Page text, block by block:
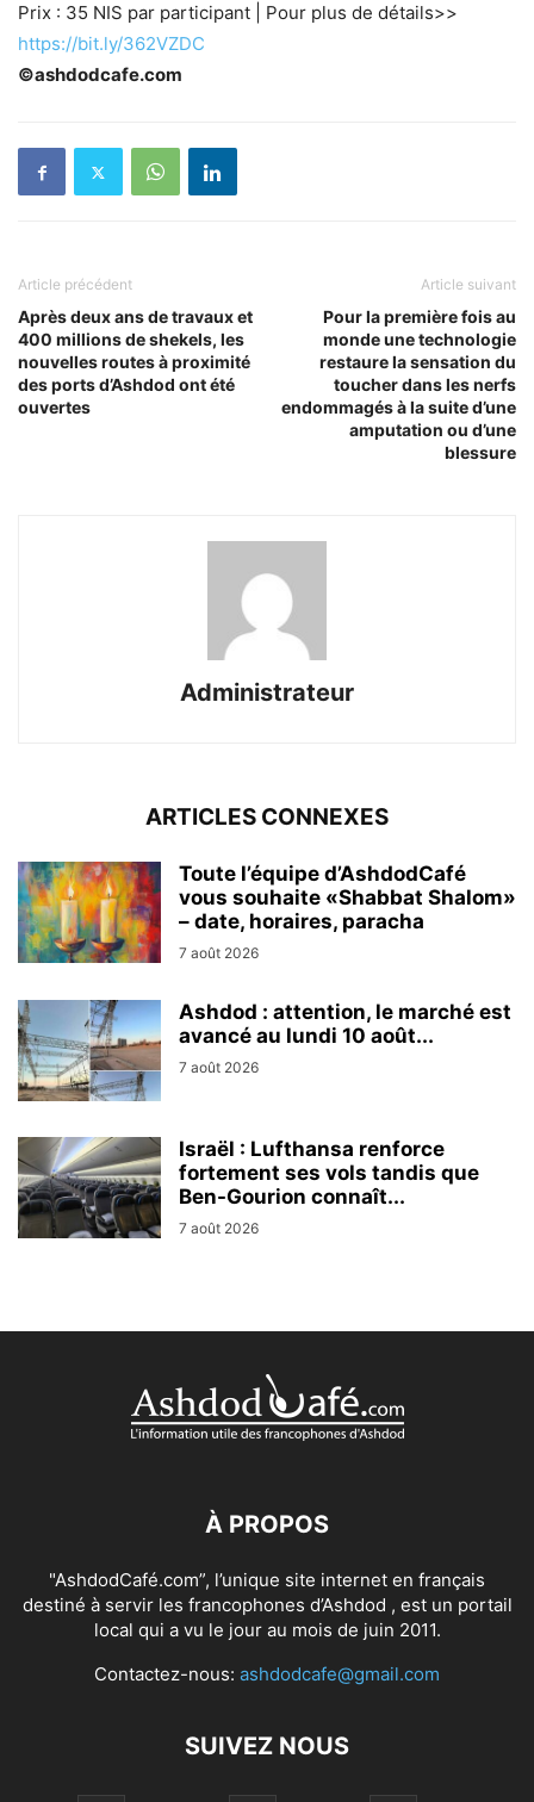
Prix : 35 NIS par participant | Pour plus de détails>>
https://bit.ly/362VZDC
©ashdodcafe.com
Article précédent
Après deux ans de travaux et
400 millions de shekels, les
nouvelles routes à proximité
des ports d’Ashdod ont été
ouvertes
Article suivant
Pour la première fois au
monde une technologie
restaure la sensation du
toucher dans les nerfs
endommagés à la suite d’une
amputation ou d’une
blessure
Administrateur
ARTICLES CONNEXES
Toute l’équipe d’AshdodCafé
vous souhaite «Shabbat Shalom»
– date, horaires, paracha
7 août 2026
Ashdod : attention, le marché est
avancé au lundi 10 août...
7 août 2026
Israël : Lufthansa renforce
fortement ses vols tandis que
Ben-Gourion connaît...
7 août 2026
À PROPOS
"AshdodCafé.com”, l’unique site internet en français
destiné à servir les francophones d’Ashdod , est un portail
local qui a vu le jour au mois de juin 2011.
Contactez-nous: ashdodcafe@gmail.com
SUIVEZ NOUS